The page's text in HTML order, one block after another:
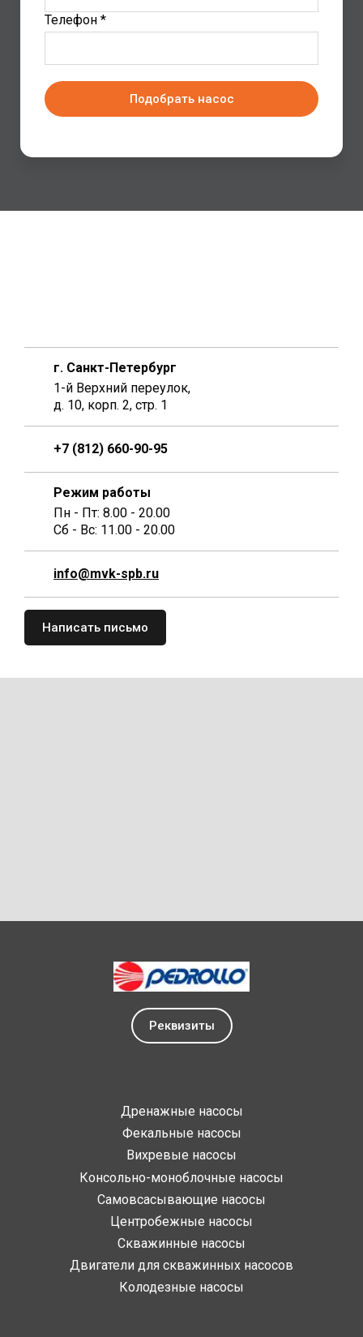
Телефон *
Подобрать насос
г. Санкт-Петербург
1-й Верхний переулок,
д. 10, корп. 2, стр. 1
+7 (812) 660-90-95
Режим работы
Пн - Пт: 8.00 - 20.00
Сб - Вс: 11.00 - 20.00
info@mvk-spb.ru
Написать письмо
Реквизиты
Дренажные насосы
Фекальные насосы
Вихревые насосы
Консольно-моноблочные насосы
Самовсасывающие насосы
Центробежные насосы
Скважинные насосы
Двигатели для скважинных насосов
Колодезные насосы